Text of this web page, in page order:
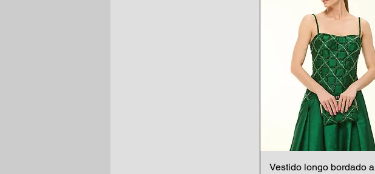
Quick View
Vestido longo bordado a